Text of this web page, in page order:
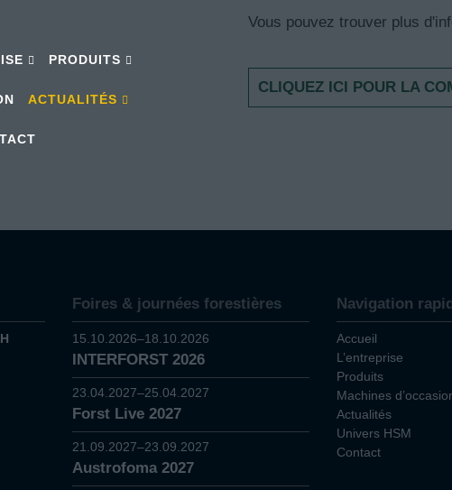
PRODUITS
ACTUALITÉS
Vous pouvez trouver plus
CLIQUEZ ICI POUR LA
Foires & journées forestières
15.10.2026–18.10.2026
INTERFORST 2026
23.04.2027–25.04.2027
Forst Live 2027
21.09.2027–23.09.2027
Austrofoma 2027
Navigation
Accueil
L’entreprise
Produits
Machines
Actualités
Univers HSM
Contact